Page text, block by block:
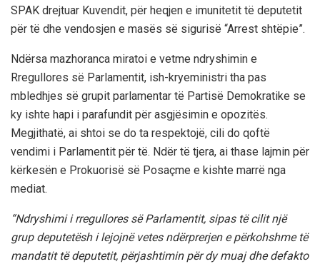
SPAK drejtuar Kuvendit, për heqjen e imunitetit të deputetit
për të dhe vendosjen e masës së sigurisë “Arrest shtëpie”.
Ndërsa mazhoranca miratoi e vetme ndryshimin e
Rregullores së Parlamentit, ish-kryeministri tha pas
mbledhjes së grupit parlamentar të Partisë Demokratike se
ky ishte hapi i parafundit për asgjësimin e opozitës.
Megjithatë, ai shtoi se do ta respektojë, cili do qoftë
vendimi i Parlamentit për të. Ndër të tjera, ai thase lajmin për
kërkesën e Prokuorisë së Posaçme e kishte marrë nga
mediat.
“Ndryshimi i rregullores së Parlamentit, sipas të cilit një
grup deputetësh i lejojnë vetes ndërprerjen e përkohshme të
mandatit të deputetit, përjashtimin për dy muaj dhe defakto